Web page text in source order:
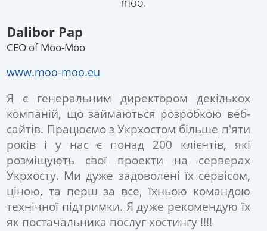
Dalibor Pap
CEO of Moo-Moo
www.moo-moo.eu
Я є генеральним директором декількох
компаній, що займаються розробкою веб-
сайтів. Працюємо з Укрхостом більше п'яти
років і у нас є понад 200 клієнтів, які
розміщують свої проекти на серверах
Укрхосту. Ми дуже задоволені їх сервісом,
ціною, та перш за все, їхньою командою
технічної підтримки. Я дуже рекомендую їх
як постачальника послуг хостингу !!!!